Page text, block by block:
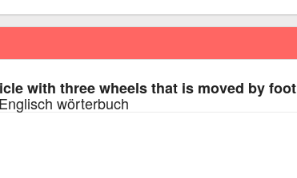
with three wheels that is moved by foot
wörterbuch